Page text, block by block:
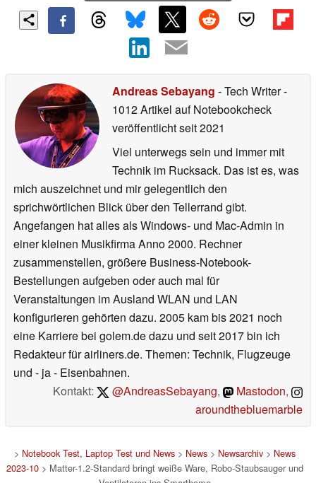
Andreas Sebayang - Tech Writer-
1012 Artikel auf Notebookcheck
veröffentlichtseit 2021
Viel unterwegs sein und immer mit
Technik im Rucksack. Das ist es, was
mich auszeichnet und mir gelegentlich den
sprichwörtlichen Blick über den Tellerrand gibt.
Angefangen hat alles als Windows- und Mac-Admin in
einer kleinen Musikfirma Anno 2000. Rechner
zusammenstellen, größere Business-Notebook-
Bestellungen aufgeben oder auch mal für
Veranstaltungen im Ausland WLAN und LAN
konfigurieren gehörten dazu. 2005 kam bis 2021 noch
eine Karriere bei golem.de dazu und seit 2017 bin ich
Redakteur für airliners.de. Themen: Technik, Flugzeuge
und - ja - Eisenbahnen.
Kontakt:
@AndreasSebayang, Mastodon,
aroundthebluemarble
> Notebook Test, Laptop Test und News> News> Newsarchiv> News
2023-10> Matter-1.2-Standard bringt weiße Ware, Robo-Staubsauger und